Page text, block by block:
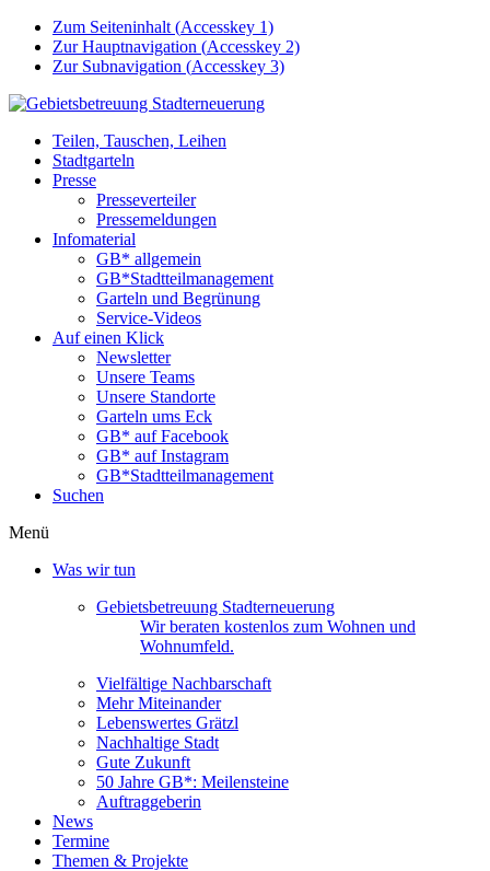
Zum Seiteninhalt (Accesskey 1)
Zur Hauptnavigation (Accesskey 2)
Zur Subnavigation (Accesskey 3)
Teilen, Tauschen, Leihen
Stadtgarteln
Presse
Presseverteiler
Pressemeldungen
Infomaterial
GB* allgemein
GB*Stadtteilmanagement
Garteln und Begrünung
Service-Videos
Auf einen Klick
Newsletter
Unsere Teams
Unsere Standorte
Garteln ums Eck
GB* auf Facebook
GB* auf Instagram
GB*Stadtteilmanagement
Suchen
Menü
Was wir tun
Gebietsbetreuung Stadterneuerung
Wir beraten kostenlos zum Wohnen und
Wohnumfeld.
Vielfältige Nachbarschaft
Mehr Miteinander
Lebenswertes Grätzl
Nachhaltige Stadt
Gute Zukunft
50 Jahre GB*: Meilensteine
Auftraggeberin
News
Termine
Themen & Projekte